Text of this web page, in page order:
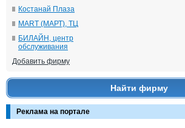
Костанай Плаза
MART (МАРТ), ТЦ
БИЛАЙН, центр
обслуживания
Добавить фирму
Найти фирму
Реклама на портале